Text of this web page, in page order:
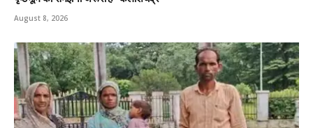
August 8, 2026